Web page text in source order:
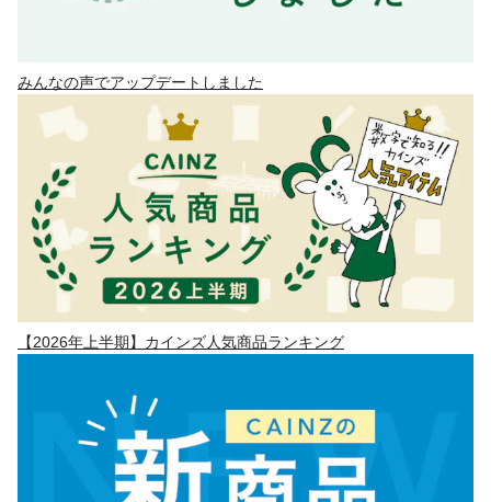
みんなの声でアップデートしました
【2026年上半期】カインズ人気商品ランキング